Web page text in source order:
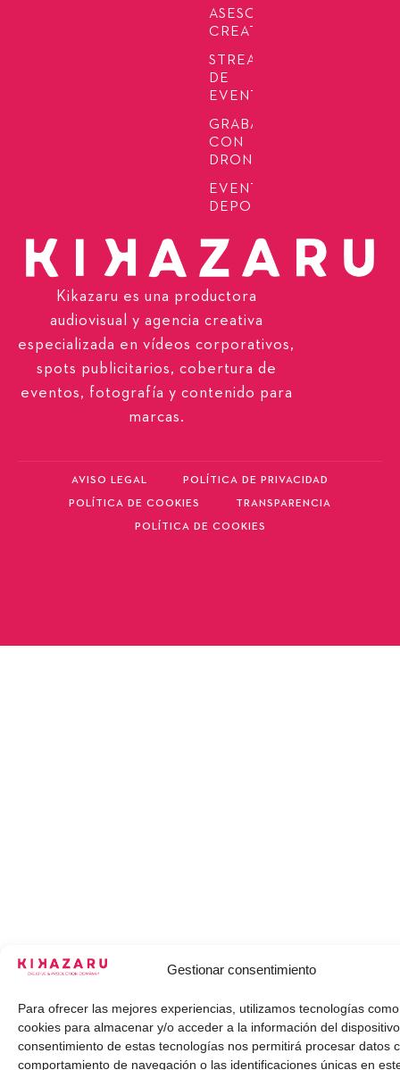
Gestionar consentimiento
Para ofrecer las mejores experiencias, utilizamos tecnologías
cookies para almacenar y/o acceder a la información del
consentimiento de estas tecnologías nos permitirá procesar datos
comportamiento de navegación o las identificaciones únicas en
ASESORÍA
CREATIVA
STREAMING
DE
EVENTOS
GRABACIÓN
CON
DRONES
EVENTOS
DEPORTIVOS
Kikazaru es una productora
audiovisual y agencia creativa
especializada en vídeos corporativos,
spots publicitarios, cobertura de
eventos, fotografía y contenido para
marcas.
AVISO LEGAL POLÍTICA DE PRIVACIDAD
POLÍTICA DE COOKIES TRANSPARENCIA
POLÍTICA DE COOKIES